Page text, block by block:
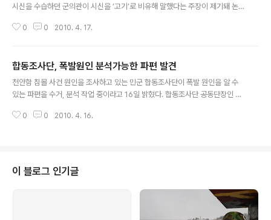
시신을 수습하던 군의관이 시신을 ’고기’로 비유해 말했다는 주장이 제기돼 논
표단은 평택 해군2함대사령부에서 시신 안치를 담당하는 해군본부 김진형 준장
010041601923.html?Dep1=news&Dep2=headline1&Dep3=h1_01
_rel01 연합뉴스 이 대표는 “독도함 군의관이 어제 시신 수습 과정에서 ’야, 고
기에서 떨어진 국물 다 닦아’라고 했다더라”며..
0 0 2010. 4. 17.
합동조사단, 폭발원인 분석가능한 파편 발견
천안함 침몰 사건 원인을 조사하고 있는 민군 합동조사단이 폭발 원인을 알 수
있는 파편을 수거, 분석 작업 중이라고 16일 밝혔다. 합동조사단 공동단장인 박
을 분석할 수 있는 파편 일부를 발견했고, 어제(15일) 현장감식을 하면서 다수
하고 있다”고 밝혔다. 이날 민군 합동조사단은 천안함 침몰 원인에 대해, 외부폭
발에 의해 절단돼 침몰했을 가능성이 가장 높다고 공식 확인했다. 합동조사단의
0 0 2010. 4. 16.
이 블로그 인기글